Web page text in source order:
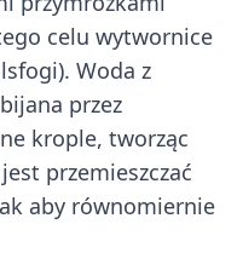
celu wytwornice
Woda z
przez
krople, tworząc
przemieszczać
aby równomiernie